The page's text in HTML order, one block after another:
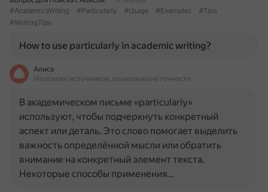
#AcademicWriting
#Particularly #Usage #Examples
#Tips
#WritingTips
How to use particularly in academic writing?
Алиса
На основе источников, возможны неточности
В академическом письме «particularly»
используют, чтобы подчеркнуть конкретный
аспект или деталь. Это слово помогает выделить
важность определённой мысли или обратить
внимание на конкретный элемент текста.
Некоторые способы применения…